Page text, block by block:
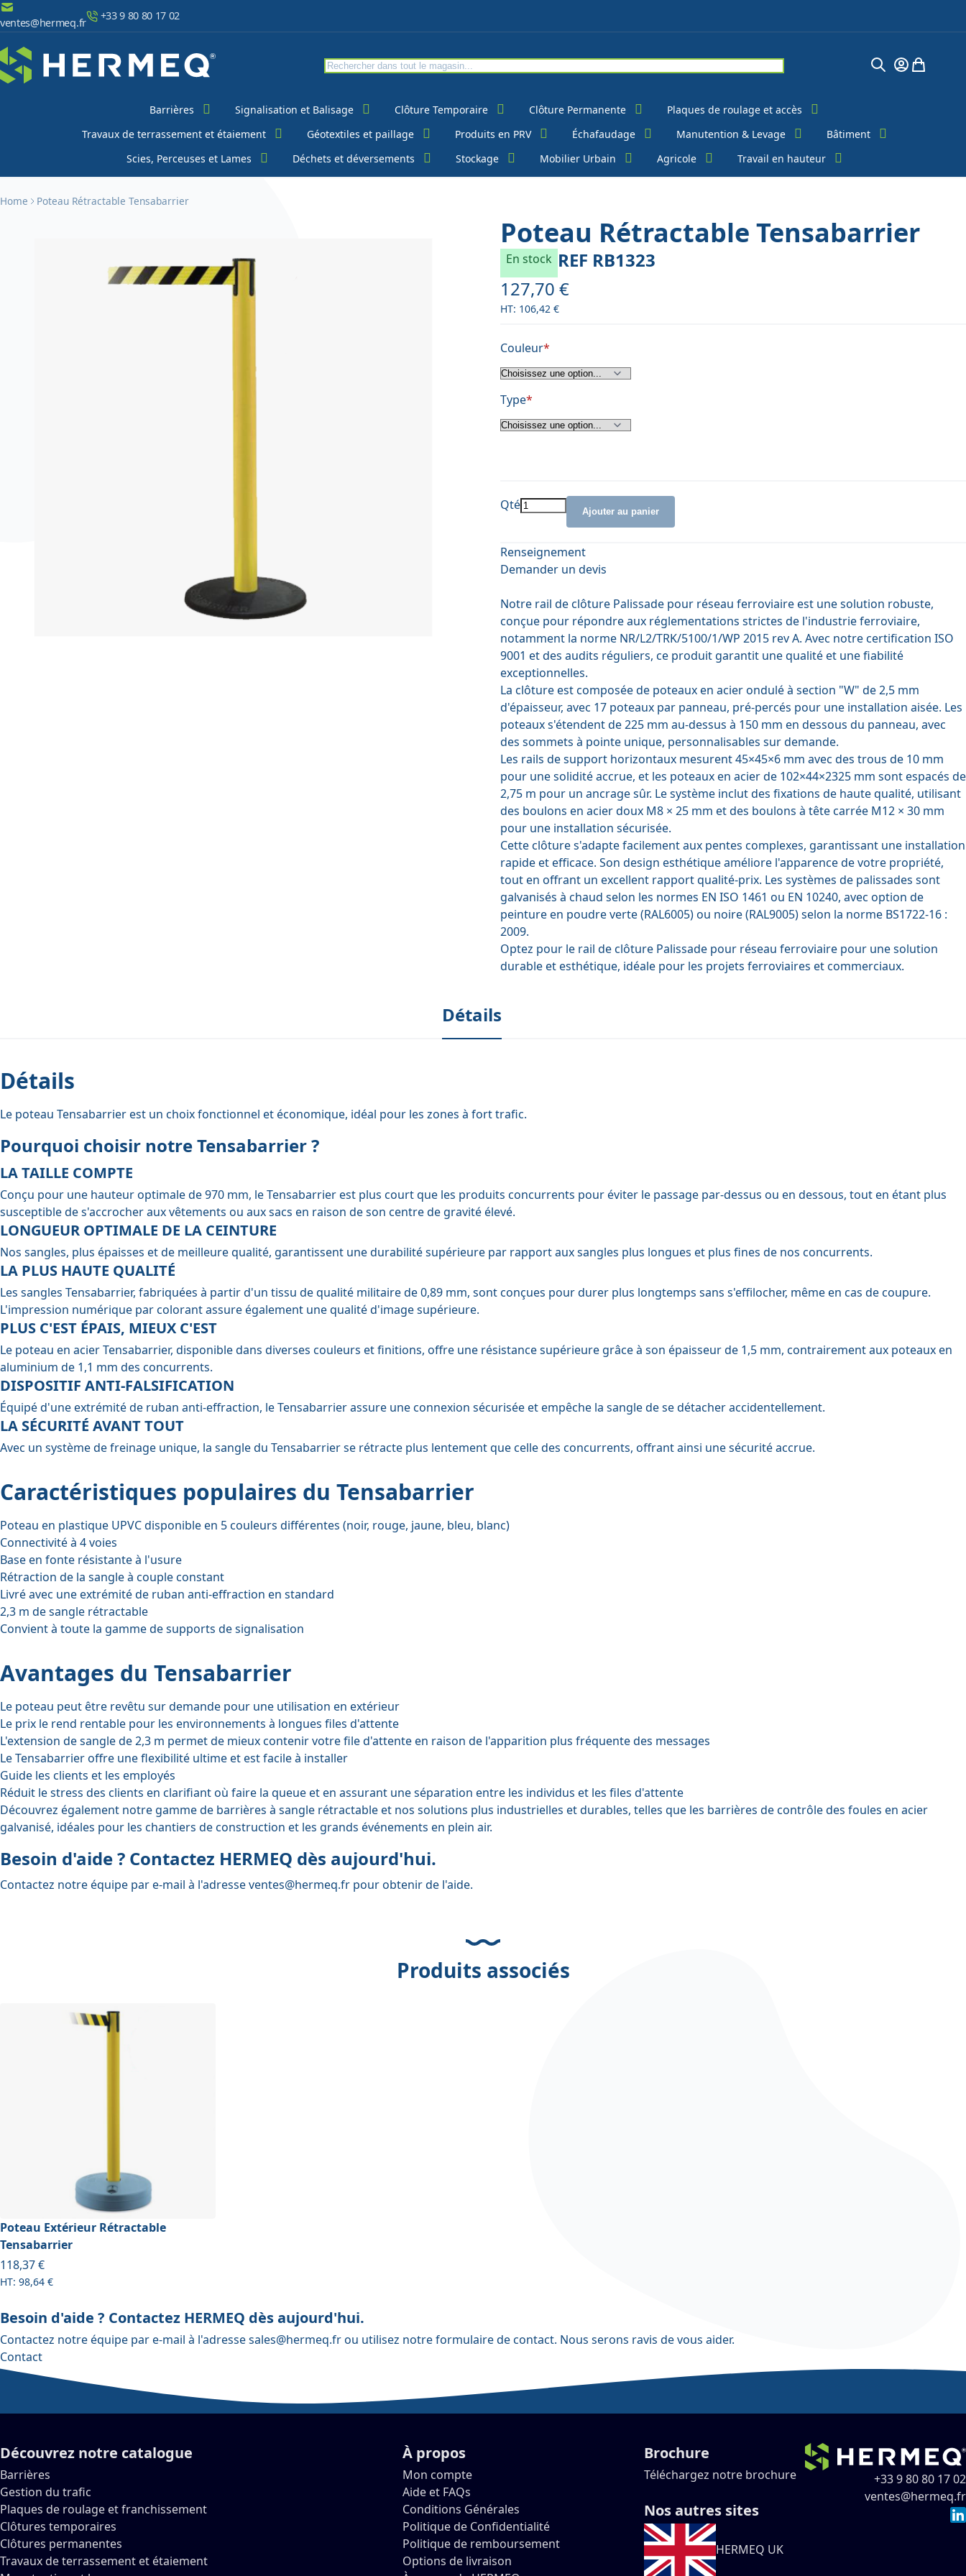
Aller au contenu
ventes@hermeq.fr
+33 9 80 80 17 02
Chercher
Mon Compte
Mon
Barrières Signalisation et Balisage Clôture Temporaire Clôture Permanente
Plaques de roulage et accès
Travaux de terrassement et étaiement
Géotextiles et paillage Produits en PRV Échafaudage Manutention & Levage
Bâtiment
Scies, Perceuses et Lames
Déchets et déversements Stockage Mobilier Urbain Agricole Travail en hauteur
Home Poteau Rétractable Tensabarrier
Poteau Rétractable Tensabarrier
En stock REF RB1323
À partir de
127,70 €
106,42 €
Couleur
Type
Qté Ajouter au panier
Renseignement
Demander un devis
Notre rail de clôture Palissade pour réseau ferroviaire est une solution robuste,
conçue pour répondre aux réglementations strictes de l'industrie ferroviaire,
notamment la norme NR/L2/TRK/5100/1/WP 2015 rev A. Avec notre certification ISO
9001 et des audits réguliers, ce produit garantit une qualité et une fiabilité
exceptionnelles.
La clôture est composée de poteaux en acier ondulé à section "W" de 2,5 mm
d'épaisseur, avec 17 poteaux par panneau, pré-percés pour une installation aisée. Les
poteaux s'étendent de 225 mm au-dessus à 150 mm en dessous du panneau, avec
des sommets à pointe unique, personnalisables sur demande.
Les rails de support horizontaux mesurent 45×45×6 mm avec des trous de 10 mm
pour une solidité accrue, et les poteaux en acier de 102×44×2325 mm sont espacés de
2,75 m pour un ancrage sûr. Le système inclut des fixations de haute qualité, utilisant
des boulons en acier doux M8 × 25 mm et des boulons à tête carrée M12 × 30 mm
pour une installation sécurisée.
Cette clôture s'adapte facilement aux pentes complexes, garantissant une installation
rapide et efficace. Son design esthétique améliore l'apparence de votre propriété,
tout en offrant un excellent rapport qualité-prix. Les systèmes de palissades sont
galvanisés à chaud selon les normes EN ISO 1461 ou EN 10240, avec option de
peinture en poudre verte (RAL6005) ou noire (RAL9005) selon la norme BS1722-16 :
2009.
Optez pour le rail de clôture Palissade pour réseau ferroviaire pour une solution
durable et esthétique, idéale pour les projets ferroviaires et commerciaux.
Détails
Détails
Le poteau Tensabarrier est un choix fonctionnel et économique, idéal pour les zones à fort trafic.
Pourquoi choisir notre Tensabarrier ?
LA TAILLE COMPTE
Conçu pour une hauteur optimale de 970 mm, le Tensabarrier est plus court que les produits concurrents pour éviter le passage par-dessus ou en dessous, tout en étant plus
susceptible de s'accrocher aux vêtements ou aux sacs en raison de son centre de gravité élevé.
LONGUEUR OPTIMALE DE LA CEINTURE
Nos sangles, plus épaisses et de meilleure qualité, garantissent une durabilité supérieure par rapport aux sangles plus longues et plus fines de nos concurrents.
LA PLUS HAUTE QUALITÉ
Les sangles Tensabarrier, fabriquées à partir d'un tissu de qualité militaire de 0,89 mm, sont conçues pour durer plus longtemps sans s'effilocher, même en cas de coupure.
L'impression numérique par colorant assure également une qualité d'image supérieure.
PLUS C'EST ÉPAIS, MIEUX C'EST
Le poteau en acier Tensabarrier, disponible dans diverses couleurs et finitions, offre une résistance supérieure grâce à son épaisseur de 1,5 mm, contrairement aux poteaux en
aluminium de 1,1 mm des concurrents.
DISPOSITIF ANTI-FALSIFICATION
Équipé d'une extrémité de ruban anti-effraction, le Tensabarrier assure une connexion sécurisée et empêche la sangle de se détacher accidentellement.
LA SÉCURITÉ AVANT TOUT
Avec un système de freinage unique, la sangle du Tensabarrier se rétracte plus lentement que celle des concurrents, offrant ainsi une sécurité accrue.
Caractéristiques populaires du Tensabarrier
Poteau en plastique UPVC disponible en 5 couleurs différentes (noir, rouge, jaune, bleu, blanc)
Connectivité à 4 voies
Base en fonte résistante à l'usure
Rétraction de la sangle à couple constant
Livré avec une extrémité de ruban anti-effraction en standard
2,3 m de sangle rétractable
Convient à toute la gamme de supports de signalisation
Avantages du Tensabarrier
Le poteau peut être revêtu sur demande pour une utilisation en extérieur
Le prix le rend rentable pour les environnements à longues files d'attente
L'extension de sangle de 2,3 m permet de mieux contenir votre file d'attente en raison de l'apparition plus fréquente des messages
Le Tensabarrier offre une flexibilité ultime et est facile à installer
Guide les clients et les employés
Réduit le stress des clients en clarifiant où faire la queue et en assurant une séparation entre les individus et les files d'attente
Découvrez également notre gamme de barrières à sangle rétractableet nos solutions plus industrielles et durables, telles que les barrières de contrôle des foules en acier
galvanisé, idéales pour les chantiers de construction et les grands événements en plein air.
Besoin d'aide ? Contactez HERMEQ dès aujourd'hui.
Contactez notre équipe par e-mail à l'adresseventes@hermeq.fr pour obtenir de l'aide.
Produits associés
Poteau Extérieur Rétractable
Tensabarrier
À partir de
118,37 €
98,64 €
Besoin d'aide ? Contactez HERMEQ dès aujourd'hui.
Contactez notre équipe par e-mail à l'adressesales@hermeq.frou utilisez notreformulaire de contact. Nous serons ravis de vous aider.
Contact
Découvrez notre catalogue
Barrières
Gestion du trafic
Plaques de roulage et franchissement
Clôtures temporaires
Clôtures permanentes
Travaux de terrassement et étaiement
À propos
Mon compte
Aide et FAQs
Conditions Générales
Politique de Confidentialité
Politique de remboursement
Options de livraison
Brochure
Téléchargez notre brochure
Nos autres sites
HERMEQ UK
+33 9 80 80 17 02
ventes@hermeq.fr